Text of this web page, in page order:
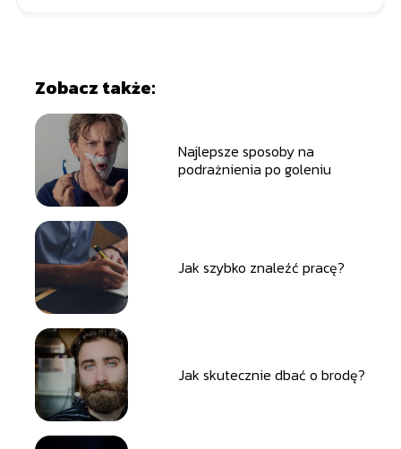
Zobacz także:
Najlepsze sposoby na
podrażnienia po goleniu
Jak szybko znaleźć pracę?
Jak skutecznie dbać o brodę?